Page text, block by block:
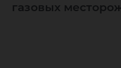
газовых